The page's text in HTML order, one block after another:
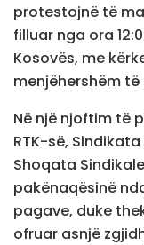
protestojnë të
filluar nga ora
Kosovës, me
menjëhershëm
Në një njoftim të
RTK-së,
Shoqata
pakënaqësinë
pagave, duke
ofruar asnjë